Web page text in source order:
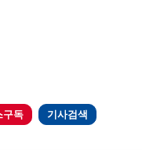
구독 기사검색